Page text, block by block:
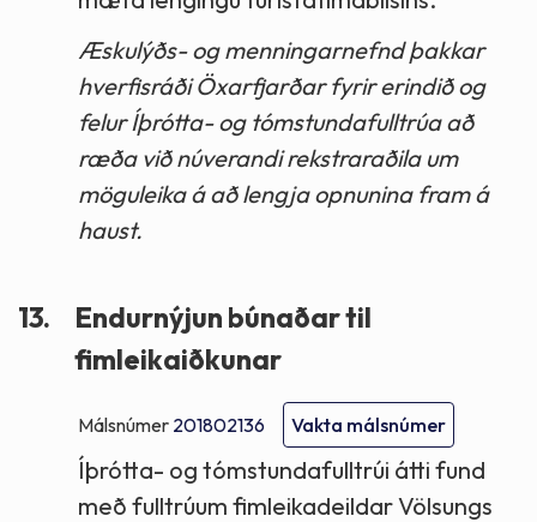
Æskulýðs- og menningarnefnd þakkar
hverfisráði Öxarfjarðar fyrir erindið og
felur Íþrótta- og tómstundafulltrúa að
ræða við núverandi rekstraraðila um
möguleika á að lengja opnunina fram á
haust.
13.
Endurnýjun búnaðar til
fimleikaiðkunar
Málsnúmer 201802136 Vakta málsnúmer
Íþrótta- og tómstundafulltrúi átti fund
með fulltrúum fimleikadeildar Völsungs